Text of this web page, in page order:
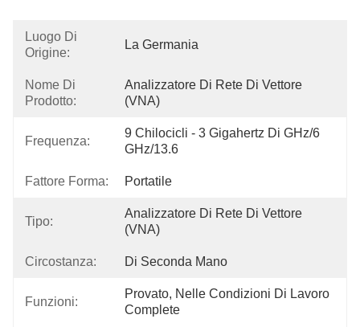
Luogo Di
Origine:
La Germania
Nome Di
Prodotto:
Analizzatore Di Rete Di Vettore
(VNA)
Frequenza:
9 Chilocicli - 3 Gigahertz Di GHz/6
GHz/13.6
Fattore Forma: Portatile
Tipo:
Analizzatore Di Rete Di Vettore
(VNA)
Circostanza: Di Seconda Mano
Funzioni:
Provato, Nelle Condizioni Di Lavoro
Complete